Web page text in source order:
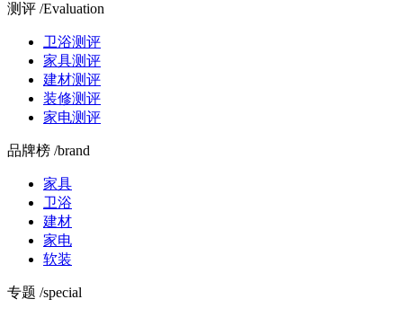
测评 /Evaluation
卫浴测评
家具测评
建材测评
装修测评
家电测评
品牌榜 /brand
家具
卫浴
建材
家电
软装
专题 /special